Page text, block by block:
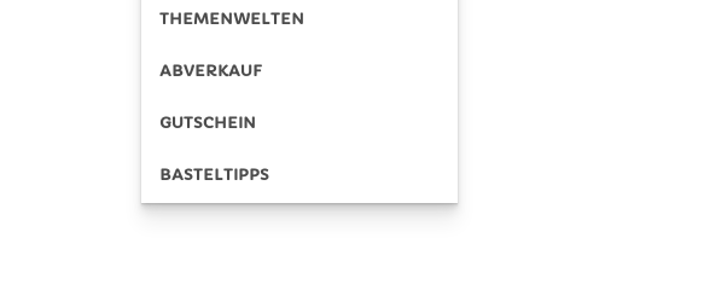
THEMENWELTEN
ABVERKAUF
GUTSCHEIN
BASTELTIPPS